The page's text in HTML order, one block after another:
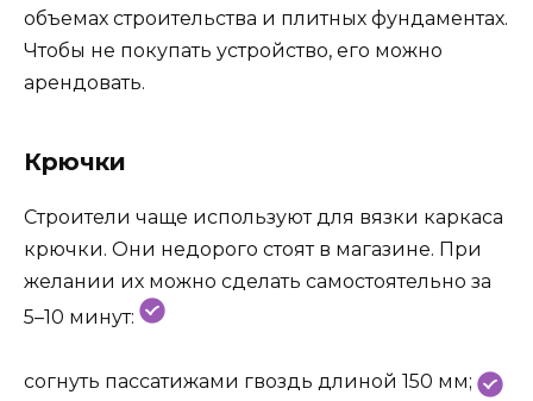
объемах строительства и плитных фундаментах.
Чтобы не покупать устройство, его можно
арендовать.
Крючки
Строители чаще используют для вязки каркаса
крючки. Они недорого стоят в магазине. При
желании их можно сделать самостоятельно за
5–10 минут:
согнуть пассатижами гвоздь длиной 150 мм;